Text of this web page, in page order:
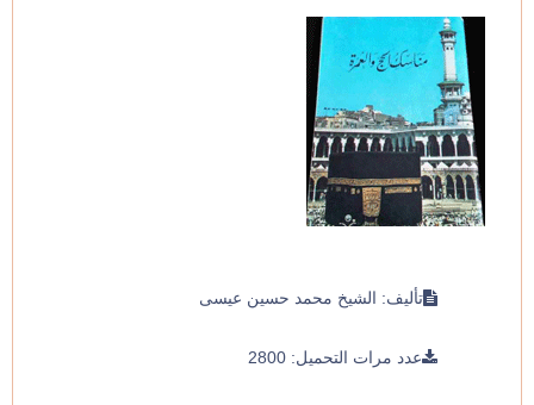
تأليف: الشيخ محمد حسين عيسى
عدد مرات التحميل: 2800